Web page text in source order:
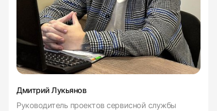
Дмитрий Лукьянов
Руководитель проектов сервисной службы